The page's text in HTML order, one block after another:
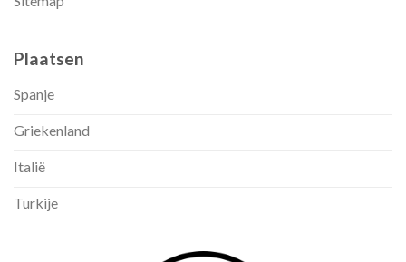
Plaatsen
Spanje
Griekenland
Italië
Turkije